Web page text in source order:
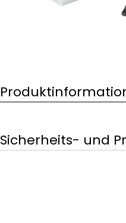
Sicherheits- und